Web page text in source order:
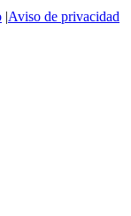
|Aviso de privacidad